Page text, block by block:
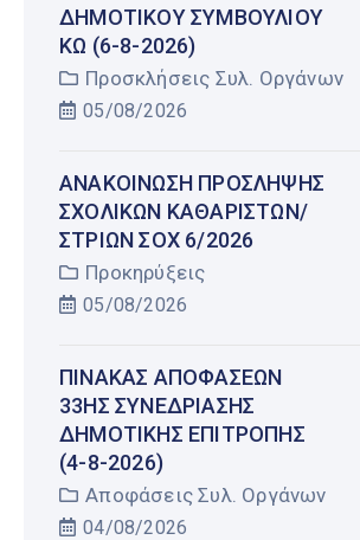
ΔΗΜΟΤΙΚΟΎ ΣΥΜΒΟΥΛΊΟΥ
ΚΩ (6-8-2026)
Προσκλήσεις Συλ. Οργάνων
05/08/2026
AΝΑΚΟΙΝΩΣΗ ΠΡΟΣΛΗΨΗΣ
ΣΧΟΛΙΚΩΝ ΚΑΘΑΡΙΣΤΩΝ/
ΣΤΡΙΩΝ ΣΟΧ 6/2026
Προκηρύξεις
05/08/2026
ΠΊΝΑΚΑΣ ΑΠΟΦΆΣΕΩΝ
33ΗΣ ΣΥΝΕΔΡΊΑΣΗΣ
ΔΗΜΟΤΙΚΉΣ ΕΠΙΤΡΟΠΉΣ
(4-8-2026)
Αποφάσεις Συλ. Οργάνων
04/08/2026